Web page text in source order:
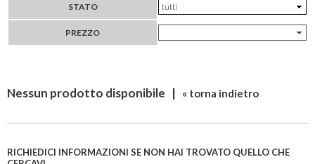
STATO
PREZZO
Nessun prodotto disponibile | « torna indietro
RICHIEDICI INFORMAZIONI SE NON HAI TROVATO QUELLO CHE